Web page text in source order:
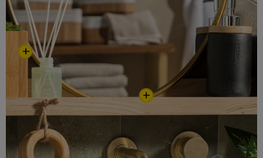
+
+